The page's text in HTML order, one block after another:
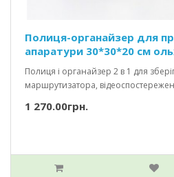
Полиця-органайзер для
апаратури 30*30*20 см
Полиця і органайзер 2 в 1 для
маршрутизатора,
1 270.00грн.